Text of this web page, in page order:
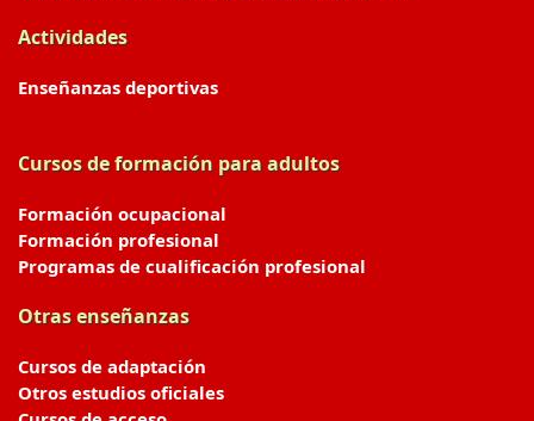
Actividades
Enseñanzas deportivas
Cursos de formación para adultos
Formación ocupacional
Formación profesional
Programas de cualificación profesional
Otras enseñanzas
Cursos de adaptación
Otros estudios oficiales